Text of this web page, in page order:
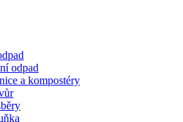
odpad
a kompostéry